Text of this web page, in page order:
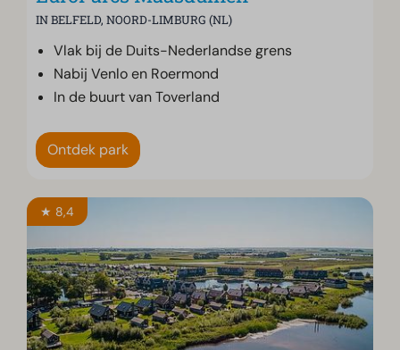
IN BELFELD, NOORD-LIMBURG (NL)
Vlak bij de Duits-Nederlandse grens
Nabij Venlo en Roermond
In de buurt van Toverland
Ontdek park
★ 8,4